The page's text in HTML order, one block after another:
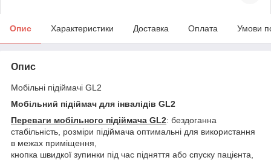
Опис Характеристики Доставка Оплата Умови
Опис
Мобільні підіймачі GL2
Мобільний підіймач для інвалідів GL2
Переваги мобільного підіймача GL2: бездоганна
стабільність, розміри підіймача оптимальні для використання
в межах приміщення,
кнопка швидкої зупинки під час підняття або спуску пацієнта,